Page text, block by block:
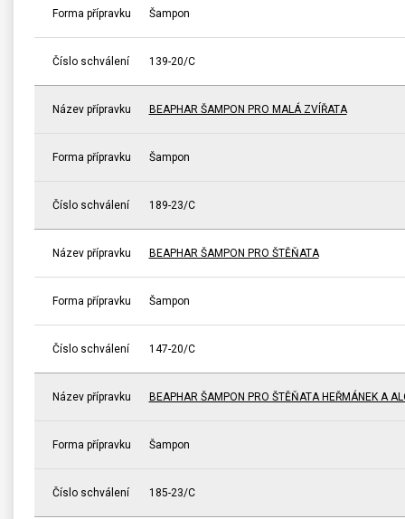
Forma přípravku Šampon
Číslo schválení 139-20/C
Název přípravku BEAPHAR ŠAMPON PRO MALÁ ZVÍŘATA
Forma přípravku Šampon
Číslo schválení 189-23/C
Název přípravku BEAPHAR ŠAMPON PRO ŠTĚŇATA
Forma přípravku Šampon
Číslo schválení 147-20/C
Název přípravku BEAPHAR ŠAMPON PRO ŠTĚŇATA HEŘMÁNEK A
Forma přípravku Šampon
Číslo schválení 185-23/C